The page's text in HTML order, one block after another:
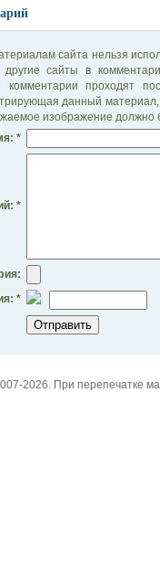
сайта нельзя
сайты в
комментарии проходят
данный материал,
изображение должно
*
*
*
2026. При перепечатке